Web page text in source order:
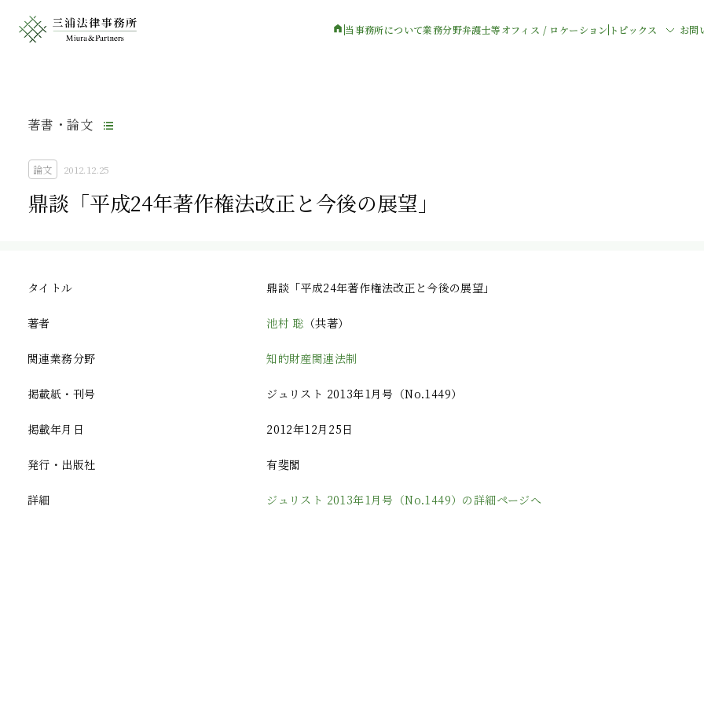
当事務所について業務分野弁護士等オフィス / ロケーション トピックス お問
著書・論文
論文 2012.12.25
鼎談「平成24年著作権法改正と今後の展望」
タイトル 鼎談「平成24年著作権法改正と今後の展望」
著者 池村 聡 （共著）
関連業務分野 知的財産関連法制
掲載紙・刊号 ジュリスト 2013年1月号（No.1449）
掲載年月日 2012年12月25日
発行・出版社 有斐閣
詳細 ジュリスト 2013年1月号（No.1449）の詳細ページへ